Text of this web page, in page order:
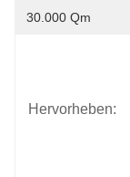
30.000 Qm
Hervorheben: